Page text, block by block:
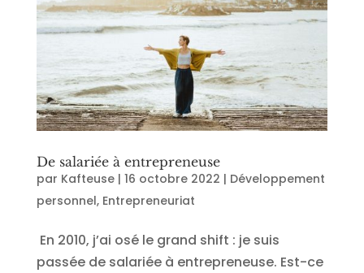
De salariée à entrepreneuse
par Kafteuse| 16 octobre 2022 | Développement
personnel, Entrepreneuriat
En 2010, j’ai osé le grand shift : je suis
passée de salariée à entrepreneuse. Est-ce